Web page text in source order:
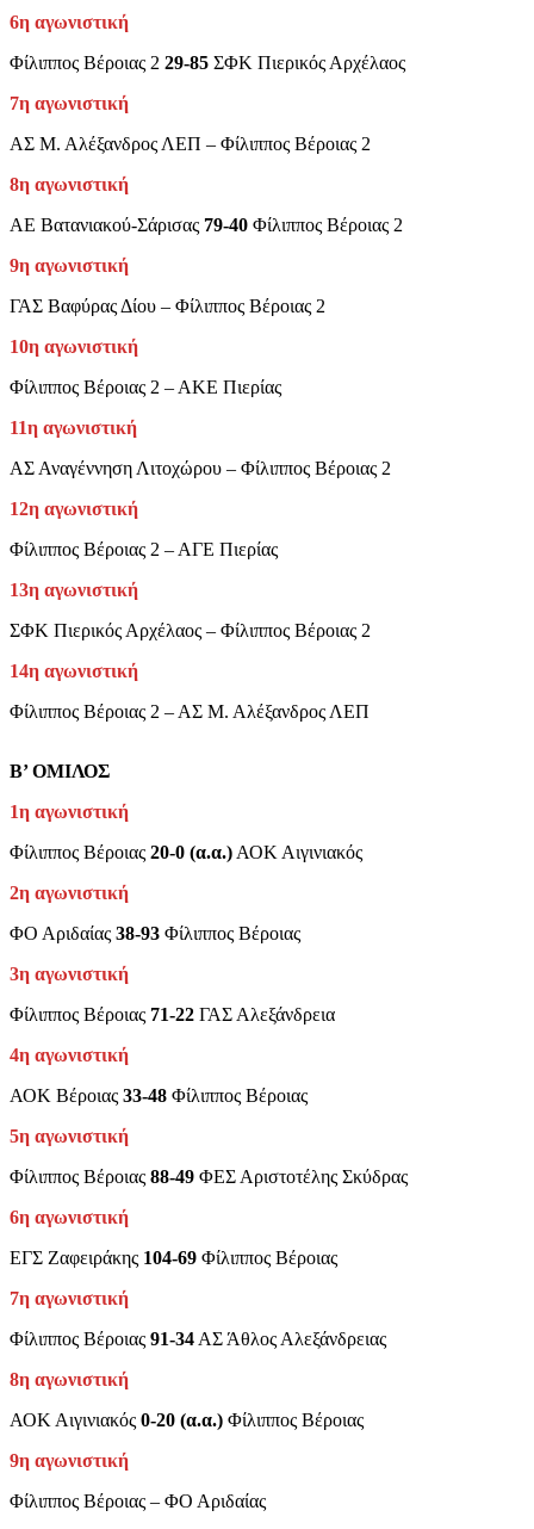
6η αγωνιστική
Φίλιππος Βέροιας 2 29-85 ΣΦΚ Πιερικός Αρχέλαος
7η αγωνιστική
ΑΣ Μ. Αλέξανδρος ΛΕΠ – Φίλιππος Βέροιας 2
8η αγωνιστική
ΑΕ Βατανιακού-Σάρισας 79-40 Φίλιππος Βέροιας 2
9η αγωνιστική
ΓΑΣ Βαφύρας Δίου – Φίλιππος Βέροιας 2
10η αγωνιστική
Φίλιππος Βέροιας 2 – ΑΚΕ Πιερίας
11η αγωνιστική
ΑΣ Αναγέννηση Λιτοχώρου – Φίλιππος Βέροιας 2
12η αγωνιστική
Φίλιππος Βέροιας 2 – ΑΓΕ Πιερίας
13η αγωνιστική
ΣΦΚ Πιερικός Αρχέλαος – Φίλιππος Βέροιας 2
14η αγωνιστική
Φίλιππος Βέροιας 2 – ΑΣ Μ. Αλέξανδρος ΛΕΠ
Β’ ΟΜΙΛΟΣ
1η αγωνιστική
Φίλιππος Βέροιας 20-0 (α.α.) ΑΟΚ Αιγινιακός
2η αγωνιστική
ΦΟ Αριδαίας 38-93 Φίλιππος Βέροιας
3η αγωνιστική
Φίλιππος Βέροιας 71-22 ΓΑΣ Αλεξάνδρεια
4η αγωνιστική
ΑΟΚ Βέροιας 33-48 Φίλιππος Βέροιας
5η αγωνιστική
Φίλιππος Βέροιας 88-49 ΦΕΣ Αριστοτέλης Σκύδρας
6η αγωνιστική
ΕΓΣ Ζαφειράκης 104-69 Φίλιππος Βέροιας
7η αγωνιστική
Φίλιππος Βέροιας 91-34 ΑΣ Άθλος Αλεξάνδρειας
8η αγωνιστική
ΑΟΚ Αιγινιακός 0-20 (α.α.) Φίλιππος Βέροιας
9η αγωνιστική
Φίλιππος Βέροιας – ΦΟ Αριδαίας